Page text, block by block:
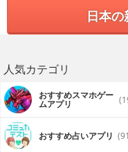
日本
人気カテゴリ
おすすめスマホゲー
ムアプリ
おすすめ占いアプリ